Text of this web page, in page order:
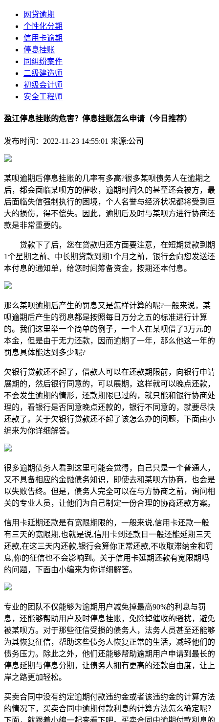
网贷逾期
个性化分期
信用卡逾期
停息挂账
同纠纷案件
二级建造师
初级会计师
安全工程师
盈江停息挂账的危害？停息挂账怎么申请（今日推荐）
发布时间：2022-11-23 14:55:01 来源:公司
某呗逾期后停息挂账的几率有多高?很多某呗债务人在逾期之
后，都会面临某呗方的催收，逾期时间久的甚至还会被方，最
后面临失信强制执行的困境，个人名誉与经济状况都将受到巨
大的损伤，得不偿失。因此，逾期后及时与某呗方进行协商还
款是非常重要的。
贷款下了后，您在贷款归还方面要注意，在短期贷款到期
1个星期之前、中长期贷款到期1个月之前，银行会向您发送还
本付息的通知单，给您时间筹备资金，按期还本付息。
那么某呗逾期后产生的罚息又是怎样计算的呢?一般来说，某
呗逾期后产生的罚息都是按照每日万分之五的标准进行计算
的。我们这里举一个简单的例子，一个人在某呗借了3万元的
本金，但是由于无力还款，因而逾期了一年，那么他这一年的
罚息具体能达到多少呢?
欠银行贷款还不起了，借款人可以在还款期限前，向银行申请
展期的，然后银行同意的，可以展期，这样就可以晚点还款，
不会发生逾期的情形，还款期限已过的，就只能和银行协商处
理的，看银行是否同意晚点还款的，银行不同意的，就要尽快
还款了。关于欠银行贷款还不起了该怎么办的问题，下面由小
编来为你详细解答。
很多逾期债务人看到这里可能会觉得，自己只是一个普通人，
又不具备相应的金融债务知识，即使去和某呗方协商，也会是
以失败告终。但是，债务人完全可以在与方协商之前，询问相
关的专业人员，让他们为自己制定一份合理的协商还款方案。
信用卡延期还款是有宽限期限的，一般来说,信用卡还款一般
有三天的宽限期,也就是说,信用卡到还款日一般还能延期三天
还款,在这三天内还款,银行会算你正常还款,不收取滞纳金和罚
息,你的征信也不会影响到。关于信用卡延期还款有宽限期吗
的问题，下面由小编来为你详细解答。
专业的团队不仅能够为逾期用户减免掉最高90%的利息与罚
息，还能够帮助用户及时停息挂账，免除掉催收的骚扰，避免
被某呗方。对于那些征信受损的债务人，法务人员甚至还能够
为其恢复征信，帮助这些债务人恢复正常的生活，减轻他们的
债务压力。除此之外，他们还能够帮助逾期用户申请到最长的
停息延期与停息分期，让债务人拥有更高的还款自由度，让上
岸之路更加轻松。
买卖合同中没有约定逾期付款违约金或者该违约金的计算方法
的情况下，买卖合同中逾期付款利息的计算方法怎么确定呢？
下面，就跟着小编一起来看下吧。买卖合同中逾期付款利息的